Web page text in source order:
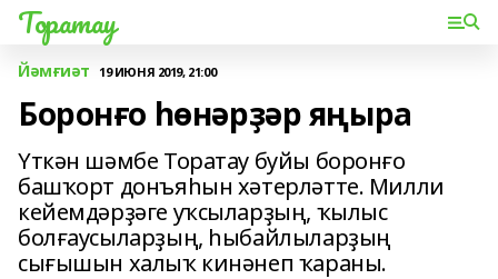
Торатау
Йәмғиәт 19 ИЮНЯ 2019, 21:00
Боронғо һөнәрҙәр яңыра
Үткән шәмбе Торатау буйы боронғо
башҡорт донъяһын хәтерләтте. Милли
кейемдәрҙәге уҡсыларҙың, ҡылыс
болғаусыларҙың, һыбайлыларҙың
сығышын халыҡ кинәнеп ҡараны.